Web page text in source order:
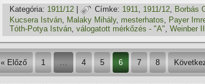
Kategória: 1911/12 Címke: 1911, 1911/12, Borbás
Kucsera István, Malaky Mihály, mesterhatos, Payer
Tóth-Potya István, válogatott mérkőzés - "A", Weinber
« Előző 1 … 4 5 6 7 8